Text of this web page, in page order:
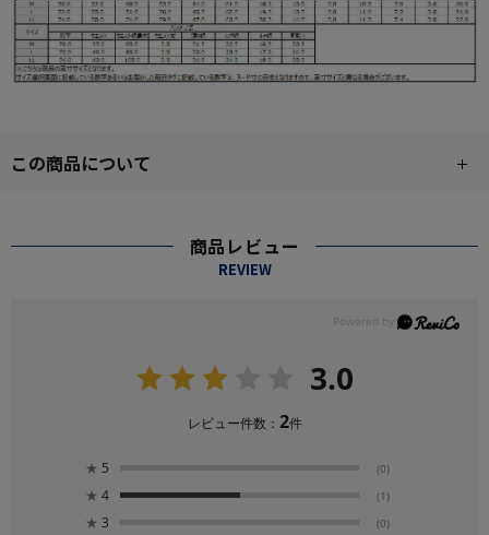
この商品について
商品レビュー
REVIEW
3.0
レビュー件数： 2件
★ 5 (0)
★ 4 (1)
★ 3 (0)